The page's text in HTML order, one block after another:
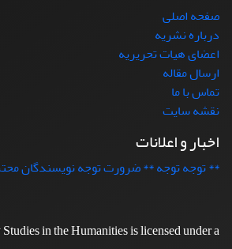
صفحه اصلی
درباره نشریه
اعضای هیات تحریریه
ارسال مقاله
تماس با ما
نقشه سایت
اخبار و اعلانات
** توجه توجه ** ضرورت توجه نویسندگان
in the Humanities is licensed under a